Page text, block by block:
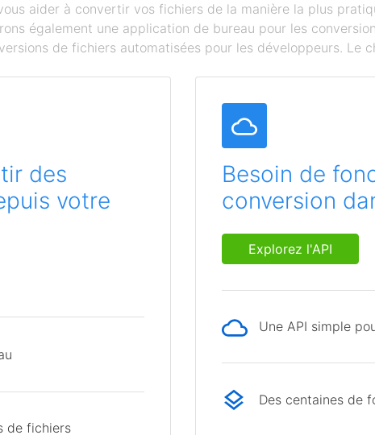
aider à convertir vos fichiers de la manière la plus
également une application de bureau pour les
de fichiers automatisées pour les développeurs. Le
des
votre
de fichiers
Besoin de
conversion
Explorez l'API
Une API simple
Des centaines de